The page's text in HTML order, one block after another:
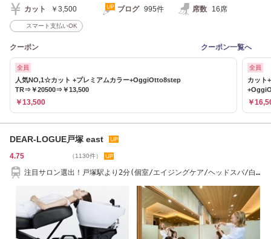
カット ￥3,500 ブログ 995件 席数 16席
スマート支払いOK
クーポン クーポン一覧へ
全員
人気NO,1☆カット +プレミアムカラー+OggiOtto8step
TR⇒￥20500⇒￥13,500
￥13,500
全員
カット
￥
DEAR-LOGUE戸塚 east
4.75 （1130件）
注目サロン選出！戸塚駅より2分(個室/エイジングケア/ヘッドスパ/白